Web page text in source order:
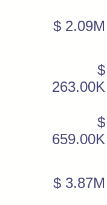
$ 2.09M
$
263.00K
$
659.00K
$ 3.87M